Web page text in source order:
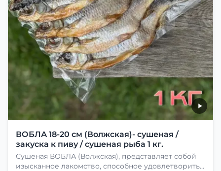
ВОБЛА 18-20 см (Волжская)- сушеная /
закуска к пиву / сушеная рыба 1 кг.
Сушеная ВОБЛА (Волжская), представляет собой
изысканное лакомство, способное удовлетворить